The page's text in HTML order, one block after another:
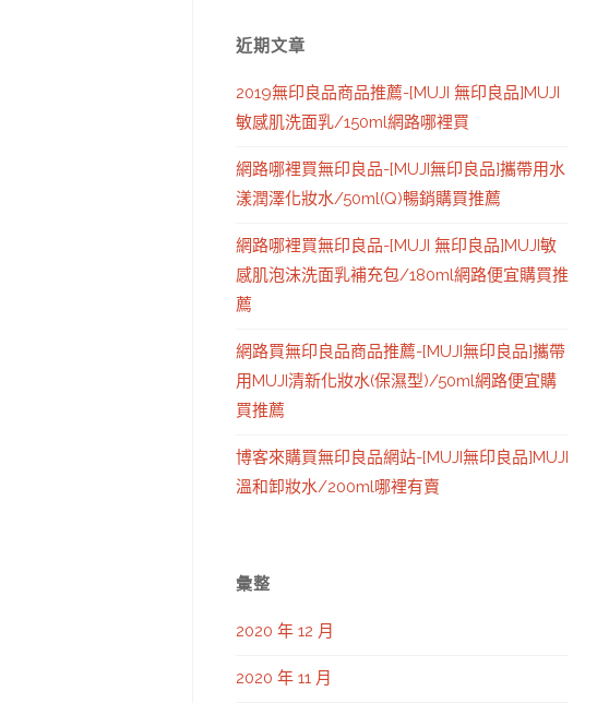
近期文章
2019無印良品商品推薦-[MUJI 無印良品]MUJI
敏感肌洗面乳/150ml網路哪裡買
網路哪裡買無印良品-[MUJI無印良品]攜帶用水
漾潤澤化妝水/50ml(Q)暢銷購買推薦
網路哪裡買無印良品-[MUJI 無印良品]MUJI敏
感肌泡沫洗面乳補充包/180ml網路便宜購買推
薦
網路買無印良品商品推薦-[MUJI無印良品]攜帶
用MUJI清新化妝水(保濕型)/50ml網路便宜購
買推薦
博客來購買無印良品網站-[MUJI無印良品]MUJI
溫和卸妝水/200ml哪裡有賣
彙整
2020 年 12 月
2020 年 11 月